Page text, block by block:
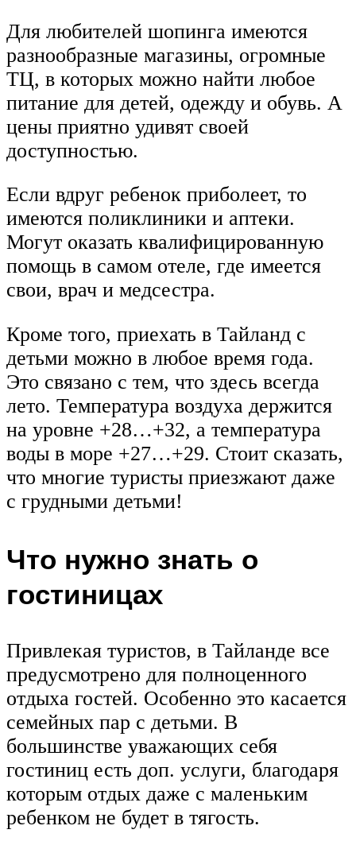
Для любителей шопинга имеются
разнообразные магазины, огромные
ТЦ, в которых можно найти любое
питание для детей, одежду и обувь. А
цены приятно удивят своей
доступностью.
Если вдруг ребенок приболеет, то
имеются поликлиники и аптеки.
Могут оказать квалифицированную
помощь в самом отеле, где имеется
свои, врач и медсестра.
Кроме того, приехать в Тайланд с
детьми можно в любое время года.
Это связано с тем, что здесь всегда
лето. Температура воздуха держится
на уровне +28…+32, а температура
воды в море +27…+29. Стоит сказать,
что многие туристы приезжают даже
с грудными детьми!
Что нужно знать о
гостиницах
Привлекая туристов, в Тайланде все
предусмотрено для полноценного
отдыха гостей. Особенно это касается
семейных пар с детьми. В
большинстве уважающих себя
гостиниц есть доп. услуги, благодаря
которым отдых даже с маленьким
ребенком не будет в тягость.